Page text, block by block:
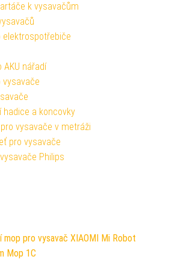
k vysavačům
elektrospotřebiče
AKU nářadí
vysavače
hadice a koncovky
vysavače v metráži
pro vysavače
Philips
mop pro vysavač XIAOMI Mi Robot
Mop 1C